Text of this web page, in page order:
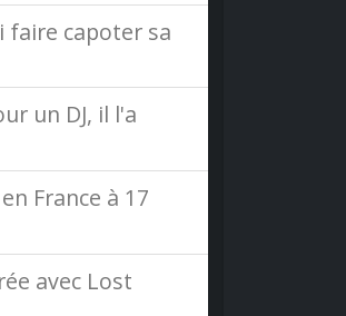
faire capoter sa
un DJ, il l'a
France à 17
avec Lost